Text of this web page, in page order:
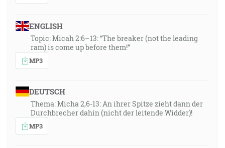
ENGLISH
Topic: Micah 2:6–13: “The breaker (not the leading
ram) is come up before them!”
MP3
DEUTSCH
Thema: Micha 2,6-13: An ihrer Spitze zieht dann der
Durchbrecher dahin (nicht der leitende Widder)!
MP3